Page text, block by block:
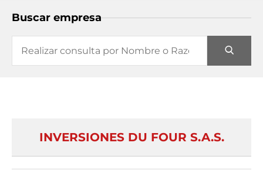
Buscar empresa
INVERSIONES DU FOUR S.A.S.